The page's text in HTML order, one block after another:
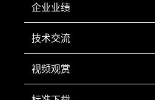
企业业绩
技术交流
视频观赏